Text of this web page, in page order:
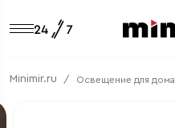
Minimir.ru Освещение для дома